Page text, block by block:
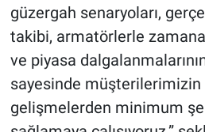
güzergah senaryoları,
takibi, armatörlerle
ve piyasa
sayesinde müşterilerimizin
gelişmelerden minimum